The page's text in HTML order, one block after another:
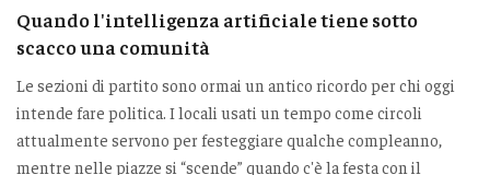
Quando l'intelligenza artificiale tiene sotto
scacco una comunità
Le sezioni di partito sono ormai un antico ricordo per chi oggi
intende fare politica. I locali usati un tempo come circoli
attualmente servono per festeggiare qualche compleanno,
mentre nelle piazze si “scende” quando c'è la festa con il